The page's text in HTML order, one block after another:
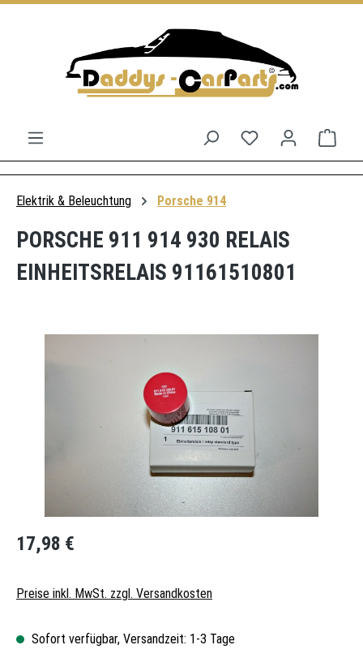
Du hast 0
Elektrik & Beleuchtung Porsche 914
PORSCHE 911 914 930 RELAIS
EINHEITSRELAIS 91161510801
Regulärer Preis:
17,98 €
Preise inkl. MwSt. zzgl. Versandkosten
Sofort verfügbar, Versandzeit: 1-3 Tage